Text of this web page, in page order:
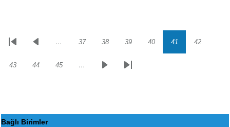
Sayfalama
İlk
Önceki… Sayfa
37 Sayfa
38 Sayfa
39 Sayfa
40 Sayfa
41 Sayfa
42
Sayfa
43 Sayfa
44 Sayfa
45 …
SonrakiSon
Bağlı Birimler